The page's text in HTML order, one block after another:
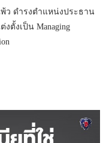
ว ดำรงตำแหน่งประธาน
ตั้งเป็น Managing